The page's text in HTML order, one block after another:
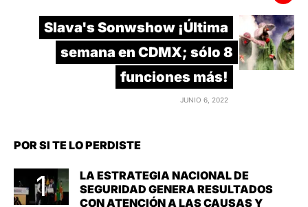
Slava's Sonwshow ¡Última
semana en CDMX; sólo 8
funciones más!
JUNIO 6, 2022
POR SI TE LO PERDISTE
LA ESTRATEGIA NACIONAL DE
SEGURIDAD GENERA RESULTADOS
CON ATENCIÓN A LAS CAUSAS Y